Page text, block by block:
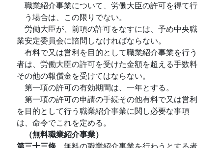
職業紹介事業について、労働大臣の許可を得て行
う場合は、この限りでない。
労働大臣が、前項の許可をなすには、予め中央職
業安定委員会に諮問しなければならない。
有料で又は営利を目的として職業紹介事業を行う
者は、労働大臣の許可を受けた金額を超える手数料
その他の報償金を受けてはならない。
第一項の許可の有効期間は、一年とする。
第一項の許可の申請の手続その他有料で又は営利
を目的として行う職業紹介事業に関し必要な事項
は、命令でこれを定める。
（無料職業紹介事業）